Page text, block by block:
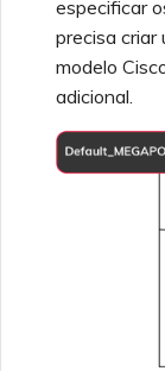
especificar
precisa criar
modelo
adicional.